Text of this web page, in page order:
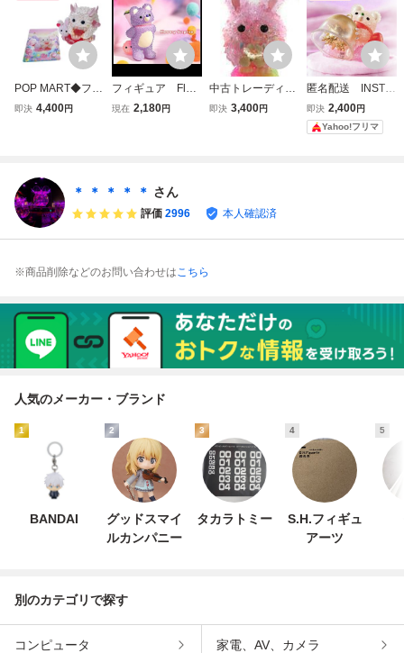
POP MART◆フィ
ギュア/INSTINCT
即決 4,400円
フィギュア Flow
ery Surprise PO
ト マスコット
人形 花束 蓄光
現在 2,180円
中古トレーディン
グフィギュア Sha
即決 3,400円
匿名配送 INSTIN
CTOY Muckey Cel
ebration gift popm
art
即決 2,400円
Yahoo!フリマ
＊ ＊ ＊ ＊ ＊ さん
評価 2996 本人確認済
※商品削除などのお問い合わせはこちら
人気のメーカー・ブランド
1
BANDAI
2
グッドスマイ
ルカンパニー
3
タカラトミー
4
S.H.フィギュ
アーツ
5
別のカテゴリで探す
コンピュータ 家電、AV、カメラ